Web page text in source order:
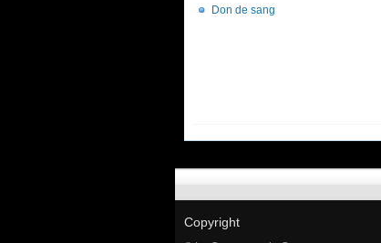
Don de sang
Copyright